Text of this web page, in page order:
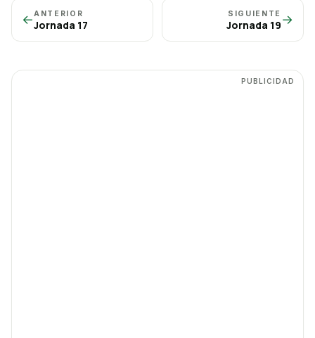
←ANTERIOR
Jornada 17
SIGUIENTE
Jornada 19→
PUBLICIDAD